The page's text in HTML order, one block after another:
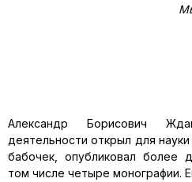
Александр Борисович
деятельности открыл для
бабочек, опубликовал более
том числе четыре монографии.